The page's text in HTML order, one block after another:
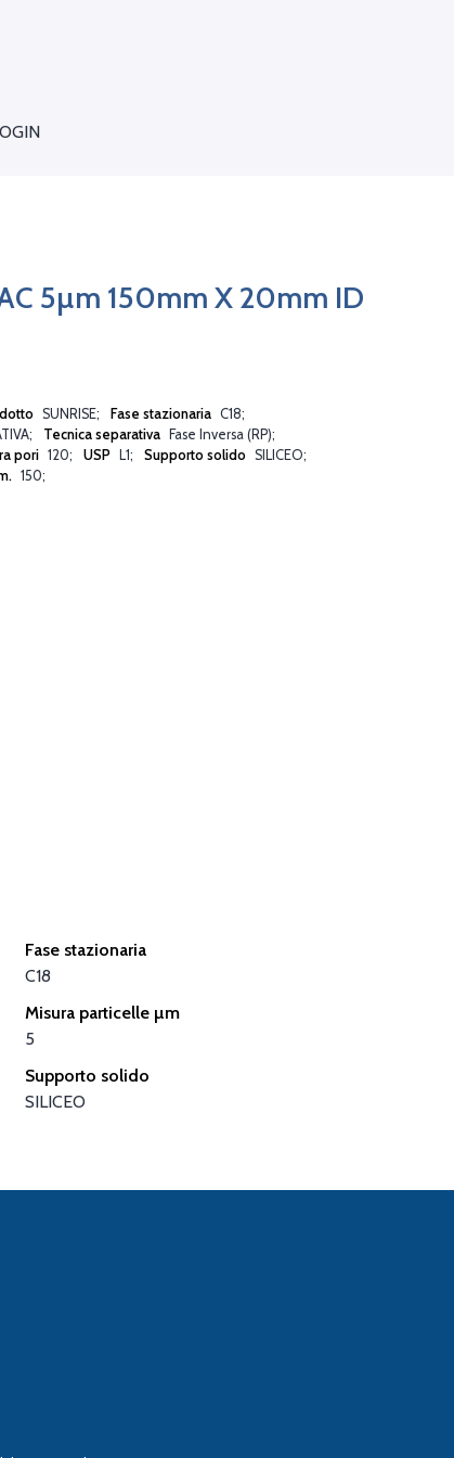
5µm 150mm X 20mm ID
SUNRISE Fase stazionaria C18
Tecnica separativa
Fase Inversa (RP)
pori 120 USP L1 Supporto solido SILICEO
150
Fase stazionaria
C18
Misura particelle µm
5
Supporto solido
SILICEO